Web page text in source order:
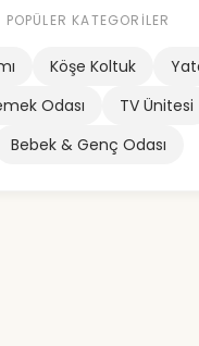
POPÜLER KATEGORILER
Köşe Koltuk
Odası
TV Ünitesi
Bebek & Genç Odası